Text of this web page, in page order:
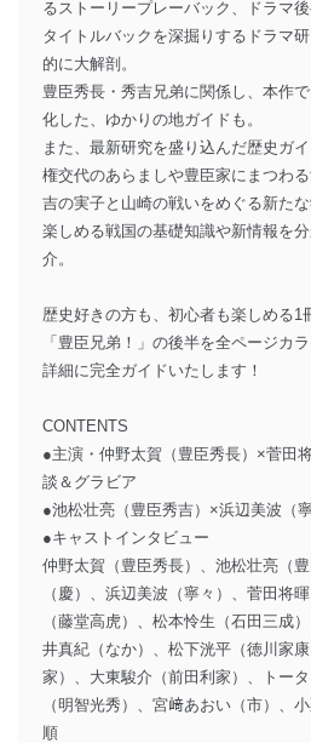
るストーリープレーバック、ドラマ
タイトルバックを深掘りするドラマ
的に大解剖。
豊臣秀長・秀吉兄弟に関係し、本作
化した、ゆかりの地ガイドも。
また、最新研究を盛り込んだ歴史ガ
権交代のあらましや豊臣家にまつわ
吉の実子と山崎の戦いをめぐる新た
楽しめる戦国の基礎知識や新情報を
介。
歴史好きの方も、初心者も楽しめる1
「豊臣兄弟！」の後半を全ページカ
詳細に完全ガイドいたします！
CONTENTS
●主演・仲野太賀（豊臣秀長）×菅田
談＆グラビア
●池松壮亮（豊臣秀吉）×浜辺美波（
●キャストインタビュー
仲野太賀（豊臣秀長）、池松壮亮（
（慶）、浜辺美波（寧々）、菅田将
（藤堂高虎）、松本怜生（石田三成
井真紀（なか）、松下洸平（徳川家
家）、大東駿介（前田利家）、トー
（明智光秀）、宮﨑あおい（市）、
順